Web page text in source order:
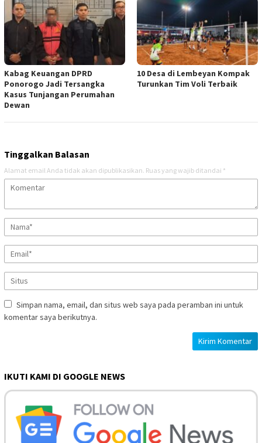
Kabag Keuangan DPRD
Ponorogo Jadi Tersangka
Kasus Tunjangan Perumahan
Dewan
10 Desa di Lembeyan Kompak
Turunkan Tim Voli Terbaik
Tinggalkan Balasan
Alamat email Anda tidak akan dipublikasikan. Ruas yang wajib ditandai *
Simpan nama, email, dan situs web saya pada peramban ini untuk
komentar saya berikutnya.
IKUTI KAMI DI GOOGLE NEWS